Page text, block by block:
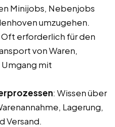
Minijobs, Nebenjobs
umzugehen.
Oft erforderlich für den
von Waren,
mit
: Wissen über
Lagerung,
Versand.